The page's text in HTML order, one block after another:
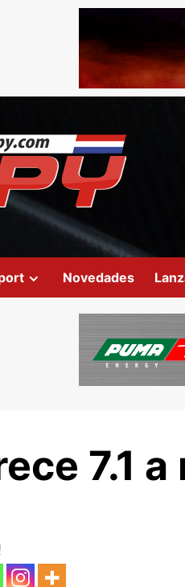
Novedades
7.1